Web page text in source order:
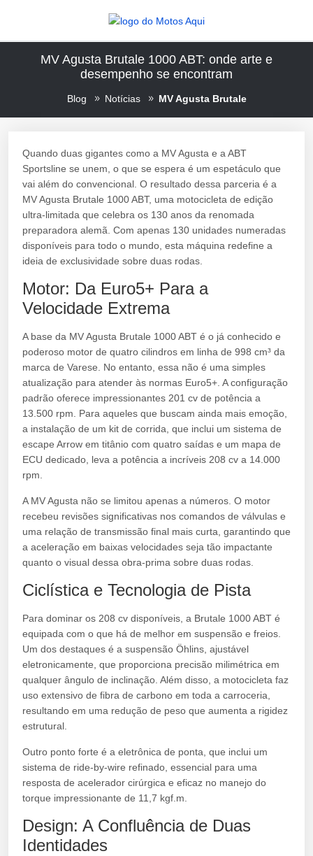
MV Agusta Brutale 1000 ABT: onde arte e
desempenho se encontram
Blog Notícias MV Agusta Brutale
Quando duas gigantes como a MV Agusta e a ABT
Sportsline se unem, o que se espera é um espetáculo que
vai além do convencional. O resultado dessa parceria é a
MV Agusta Brutale 1000 ABT, uma motocicleta de edição
ultra-limitada que celebra os 130 anos da renomada
preparadora alemã. Com apenas 130 unidades numeradas
disponíveis para todo o mundo, esta máquina redefine a
ideia de exclusividade sobre duas rodas.
Motor: Da Euro5+ Para a
Velocidade Extrema
A base da MV Agusta Brutale 1000 ABT é o já conhecido e
poderoso motor de quatro cilindros em linha de 998 cm³ da
marca de Varese. No entanto, essa não é uma simples
atualização para atender às normas Euro5+. A configuração
padrão oferece impressionantes 201 cv de potência a
13.500 rpm. Para aqueles que buscam ainda mais emoção,
a instalação de um kit de corrida, que inclui um sistema de
escape Arrow em titânio com quatro saídas e um mapa de
ECU dedicado, leva a potência a incríveis 208 cv a 14.000
rpm.
A MV Agusta não se limitou apenas a números. O motor
recebeu revisões significativas nos comandos de válvulas e
uma relação de transmissão final mais curta, garantindo que
a aceleração em baixas velocidades seja tão impactante
quanto o visual dessa obra-prima sobre duas rodas.
Ciclística e Tecnologia de Pista
Para dominar os 208 cv disponíveis, a Brutale 1000 ABT é
equipada com o que há de melhor em suspensão e freios.
Um dos destaques é a suspensão Öhlins, ajustável
eletronicamente, que proporciona precisão milimétrica em
qualquer ângulo de inclinação. Além disso, a motocicleta faz
uso extensivo de fibra de carbono em toda a carroceria,
resultando em uma redução de peso que aumenta a rigidez
estrutural.
Outro ponto forte é a eletrônica de ponta, que inclui um
sistema de ride-by-wire refinado, essencial para uma
resposta de acelerador cirúrgica e eficaz no manejo do
torque impressionante de 11,7 kgf.m.
Design: A Confluência de Duas
Identidades